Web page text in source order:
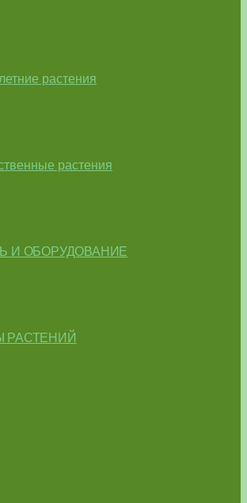
растения
растения
И ОБОРУДОВАНИЕ
РАСТЕНИЙ